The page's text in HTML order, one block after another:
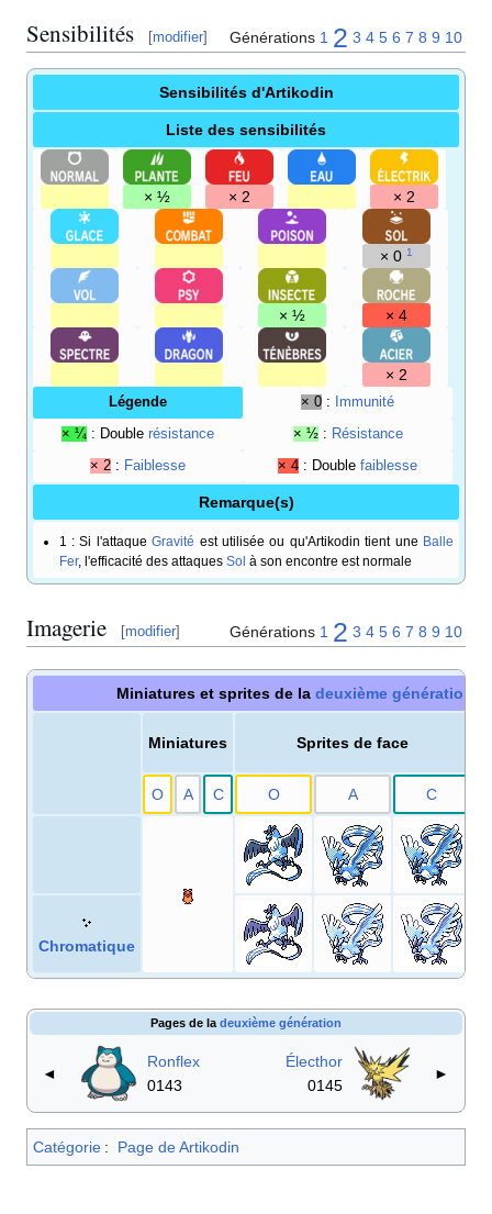
Sensibilités [modifier] Générations 1 2 3 4 5 6 7 8 9 10
Sensibilités d'Artikodin
Liste des sensibilités
× ½ × 2 × 2
× 0 1
× ½ × 4
× 2
Légende × 0 : Immunité
× ¼ : Double résistance × ½ : Résistance
× 2 : Faiblesse × 4 : Double faiblesse
Remarque(s)
1 : Si l'attaqueGravité est utilisée ou qu'Artikodin tient une Balle
Fer, l'efficacité des attaques Sol à son encontre est normale
Imagerie [modifier] Générations 1 2 3 4 5 6 7 8 9 10
Miniatures et sprites de la deuxième génération
Miniatures Sprites de face
O A C O A C
Chromatique
Pages de la deuxième génération
◄
Ronflex
0143
Électhor
0145
►
Catégorie : Page de Artikodin